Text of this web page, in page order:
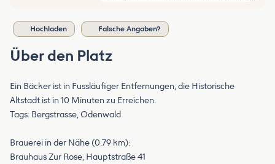
Hochladen Falsche Angaben?
Über den Platz
Ein Bäcker ist in Fussläufiger Entfernungen, die Historische
Altstadt ist in 10 Minuten zu Erreichen.
Tags: Bergstrasse, Odenwald
Brauerei in der Nähe (0.79 km):
Brauhaus Zur Rose, Hauptstraße 41